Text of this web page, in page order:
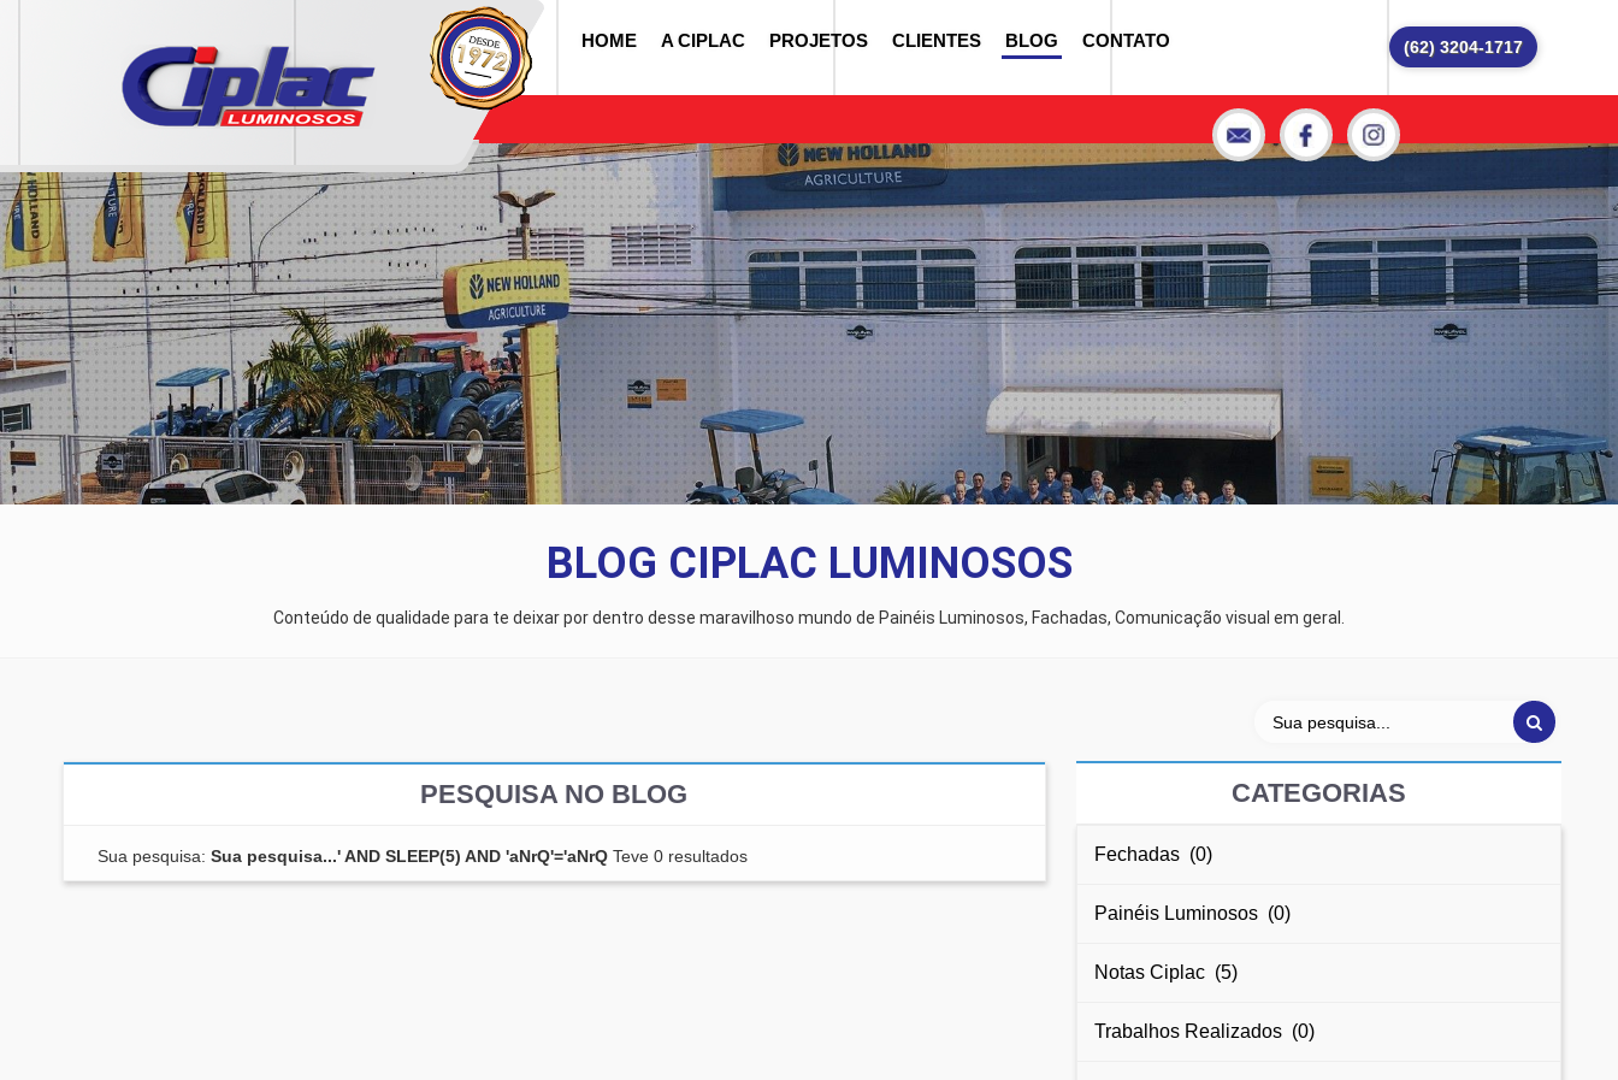
HOME A CIPLAC PROJETOS CLIENTES BLOG CONTATO (62) 3204-1717
BLOG CIPLAC LUMINOSOS
Conteúdo de qualidade para te deixar por dentro desse maravilhoso mundo de Painéis Luminosos, Fachadas, Comunicação visual em geral.
PESQUISA NO BLOG
Sua pesquisa: Sua pesquisa...' AND SLEEP(5) AND 'aNrQ'='aNrQ Teve 0 resultados
CATEGORIAS
Fechadas (0)
Painéis Luminosos (0)
Notas Ciplac (5)
Trabalhos Realizados (0)